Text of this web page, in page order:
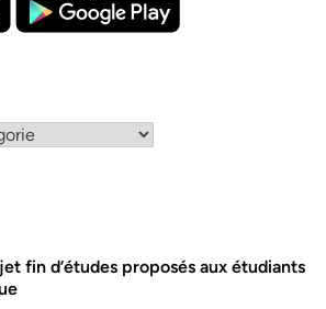
fin d’études proposés aux étudiants